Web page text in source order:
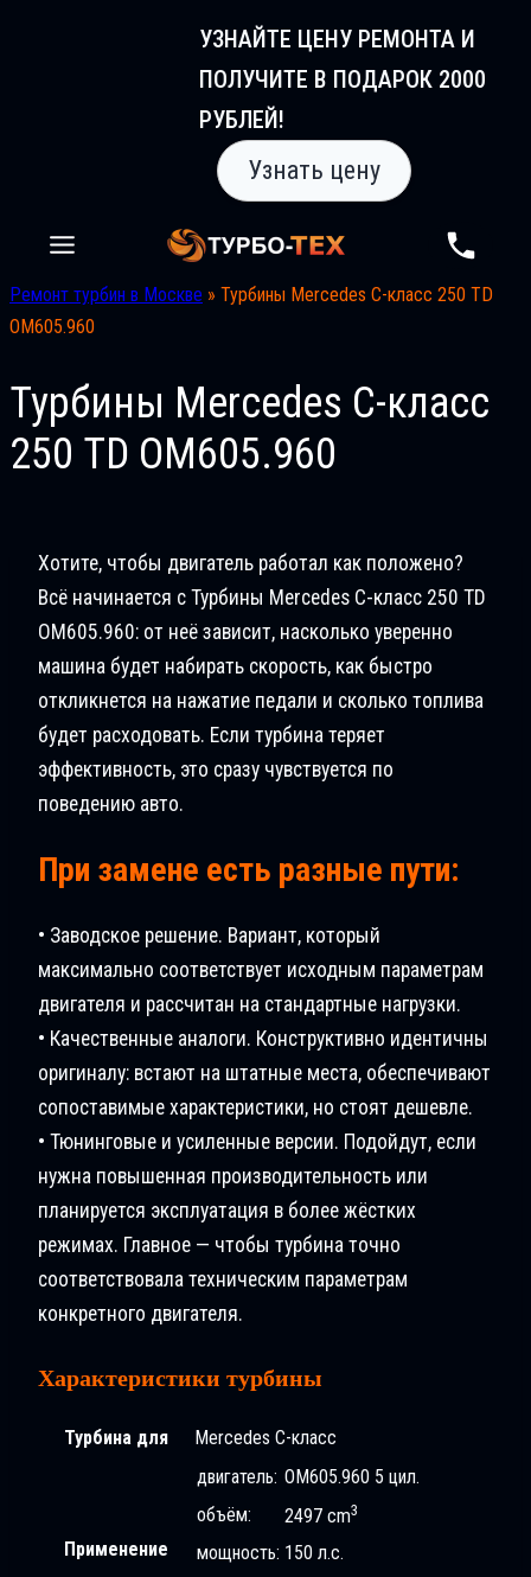
УЗНАЙТЕ ЦЕНУ РЕМОНТА И
ПОЛУЧИТЕ В ПОДАРОК 2000
РУБЛЕЙ!
Узнать цену
Ремонт турбин в Москве » Турбины Mercedes C-класс 250 TD
OM605.960
Турбины Mercedes C-класс
250 TD OM605.960
Хотите, чтобы двигатель работал как положено?
Всё начинается с Турбины Mercedes C-класс 250 TD
OM605.960: от неё зависит, насколько уверенно
машина будет набирать скорость, как быстро
откликнется на нажатие педали и сколько топлива
будет расходовать. Если турбина теряет
эффективность, это сразу чувствуется по
поведению авто.
При замене есть разные пути:
• Заводское решение. Вариант, который
максимально соответствует исходным параметрам
двигателя и рассчитан на стандартные нагрузки.
• Качественные аналоги. Конструктивно идентичны
оригиналу: встают на штатные места, обеспечивают
сопоставимые характеристики, но стоят дешевле.
• Тюнинговые и усиленные версии. Подойдут, если
нужна повышенная производительность или
планируется эксплуатация в более жёстких
режимах. Главное — чтобы турбина точно
соответствовала техническим параметрам
конкретного двигателя.
Характеристики турбины
Турбина для Mercedes C-класс
Применение
двигатель: OM605.960 5 цил.
объём:
2497 cm3
мощность: 150 л.с.